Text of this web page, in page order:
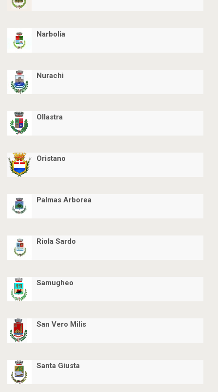
Narbolia
Nurachi
Ollastra
Oristano
Palmas Arborea
Riola Sardo
Samugheo
San Vero Milis
Santa Giusta